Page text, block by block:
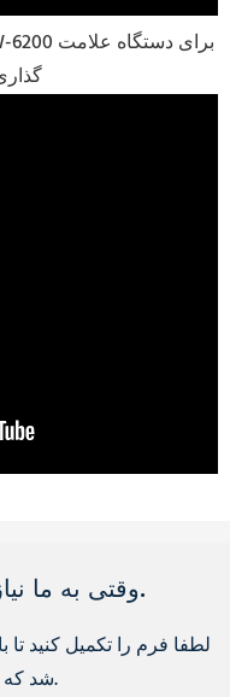
وقتی به ما نیاز دارید، ما اینجا هستیم.
لطفا فرم را تکمیل کنید
شد که به شما کمک کنیم.